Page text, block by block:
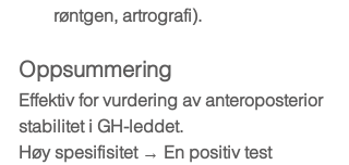
røntgen, artrografi).
Oppsummering
Effektiv for vurdering av anteroposterior
stabilitet i GH-leddet.
Høy spesifisitet → En positiv test